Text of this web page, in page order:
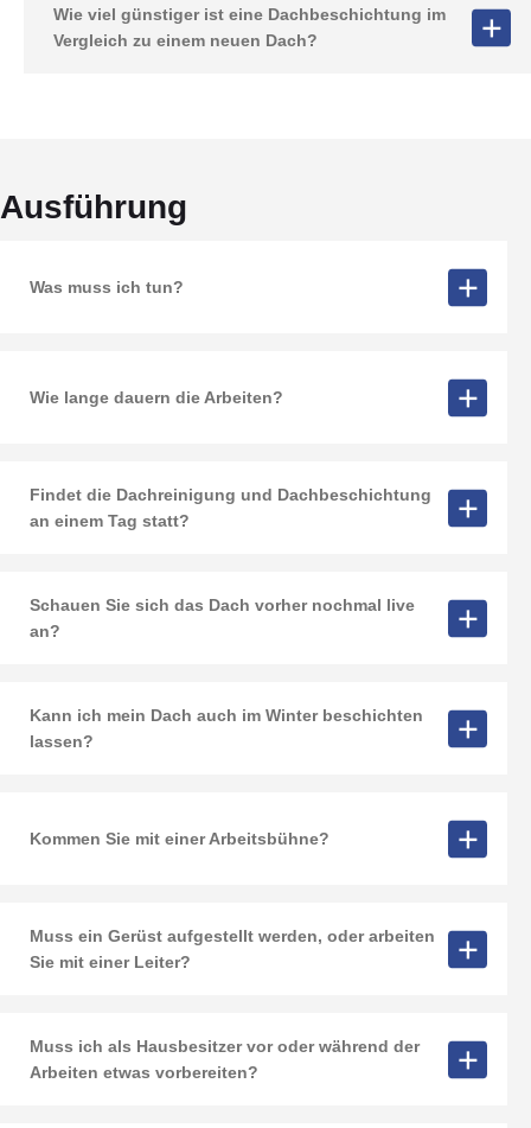
Wie viel günstiger ist eine Dachbeschichtung im
Vergleich zu einem neuen Dach?
Ausführung
Was muss ich tun?
Wie lange dauern die Arbeiten?
Findet die Dachreinigung und Dachbeschichtung
an einem Tag statt?
Schauen Sie sich das Dach vorher nochmal live
an?
Kann ich mein Dach auch im Winter beschichten
lassen?
Kommen Sie mit einer Arbeitsbühne?
Muss ein Gerüst aufgestellt werden, oder arbeiten
Sie mit einer Leiter?
Muss ich als Hausbesitzer vor oder während der
Arbeiten etwas vorbereiten?